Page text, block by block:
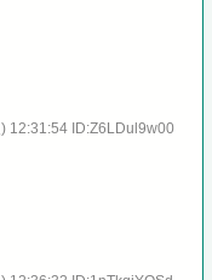
12:31:54 ID:Z6LDul9w00